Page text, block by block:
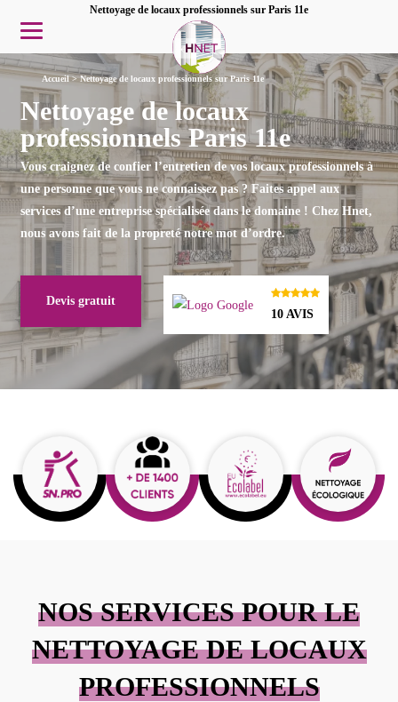
Nettoyage de locaux professionnels sur Paris 11e
Nettoyage de locaux
professionnels Paris 11e
Vous craignez de confier l’entretien de vos locauxprofessionnels à
une personne que vous ne connaissez pas ? Faites appel aux
services d’une entreprise spécialisée dans le domaine ! Chez Hnet,
nous avons fait de la propreténotre mot d’ordre.
Devis gratuit
10 AVIS
Accueil>Nettoyage de locaux professionnels sur Paris 11e
NOS SERVICES POUR LE
NETTOYAGE DE LOCAUX
PROFESSIONNELS